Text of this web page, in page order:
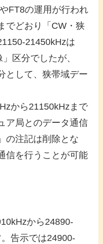
FT8の運用が行われ
でどおり「CW・狭
21450kHzは
区分でしたが、
として、狭帯域デー
から21150kHzまで
ア局とのデータ通信
の注記は削除とな
信を行うことが可能
から24890-
告示では24900-